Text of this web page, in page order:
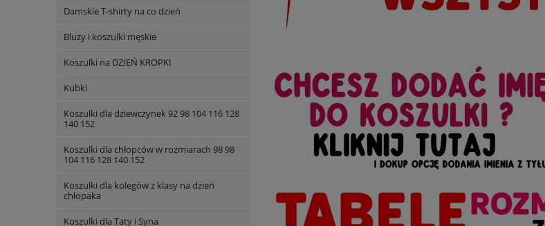
Damskie T-shirty na co dzień
Bluzy i koszulki męskie
Koszulki na DZIEŃ KROPKI
Kubki
Koszulki dla dziewczynek 92 98 104 116 128
140 152
Koszulki dla chłopców w rozmiarach 98 98
104 116 128 140 152
Koszulki dla kolegów z klasy na dzień
chłopaka
Koszulki dla Taty i Syna